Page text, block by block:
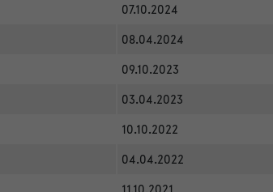
07.10.2024
08.04.2024
09.10.2023
03.04.2023
10.10.2022
04.04.2022